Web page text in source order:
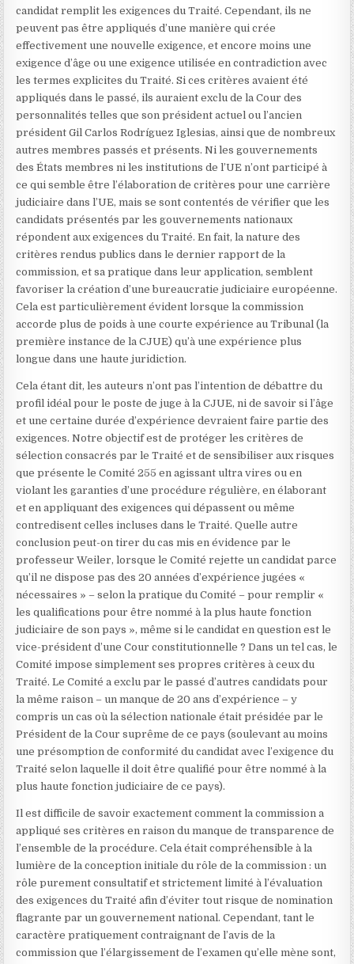
candidat remplit les exigences du Traité. Cependant, ils ne
peuvent pas être appliqués d’une manière qui crée
effectivement une nouvelle exigence, et encore moins une
exigence d’âge ou une exigence utilisée en contradiction avec
les termes explicites du Traité. Si ces critères avaient été
appliqués dans le passé, ils auraient exclu de la Cour des
personnalités telles que son président actuel ou l’ancien
président Gil Carlos Rodríguez Iglesias, ainsi que de nombreux
autres membres passés et présents. Ni les gouvernements
des États membres ni les institutions de l’UE n’ont participé à
ce qui semble être l’élaboration de critères pour une carrière
judiciaire dans l’UE, mais se sont contentés de vérifier que les
candidats présentés par les gouvernements nationaux
répondent aux exigences du Traité. En fait, la nature des
critères rendus publics dans le dernier rapport de la
commission, et sa pratique dans leur application, semblent
favoriser la création d’une bureaucratie judiciaire européenne.
Cela est particulièrement évident lorsque la commission
accorde plus de poids à une courte expérience au Tribunal (la
première instance de la CJUE) qu’à une expérience plus
longue dans une haute juridiction.
Cela étant dit, les auteurs n’ont pas l’intention de débattre du
profil idéal pour le poste de juge à la CJUE, ni de savoir si l’âge
et une certaine durée d’expérience devraient faire partie des
exigences. Notre objectif est de protéger les critères de
sélection consacrés par le Traité et de sensibiliser aux risques
que présente le Comité 255 en agissant ultra vires ou en
violant les garanties d’une procédure régulière, en élaborant
et en appliquant des exigences qui dépassent ou même
contredisent celles incluses dans le Traité. Quelle autre
conclusion peut-on tirer du cas mis en évidence par le
professeur Weiler, lorsque le Comité rejette un candidat parce
qu’il ne dispose pas des 20 années d’expérience jugées «
nécessaires » – selon la pratique du Comité – pour remplir «
les qualifications pour être nommé à la plus haute fonction
judiciaire de son pays », même si le candidat en question est le
vice-président d’une Cour constitutionnelle ? Dans un tel cas, le
Comité impose simplement ses propres critères à ceux du
Traité. Le Comité a exclu par le passé d’autres candidats pour
la même raison – un manque de 20 ans d’expérience – y
compris un cas où la sélection nationale était présidée par le
Président de la Cour suprême de ce pays (soulevant au moins
une présomption de conformité du candidat avec l’exigence du
Traité selon laquelle il doit être qualifié pour être nommé à la
plus haute fonction judiciaire de ce pays).
Il est difficile de savoir exactement comment la commission a
appliqué ses critères en raison du manque de transparence de
l’ensemble de la procédure. Cela était compréhensible à la
lumière de la conception initiale du rôle de la commission : un
rôle purement consultatif et strictement limité à l’évaluation
des exigences du Traité afin d’éviter tout risque de nomination
flagrante par un gouvernement national. Cependant, tant le
caractère pratiquement contraignant de l’avis de la
commission que l’élargissement de l’examen qu’elle mène sont,